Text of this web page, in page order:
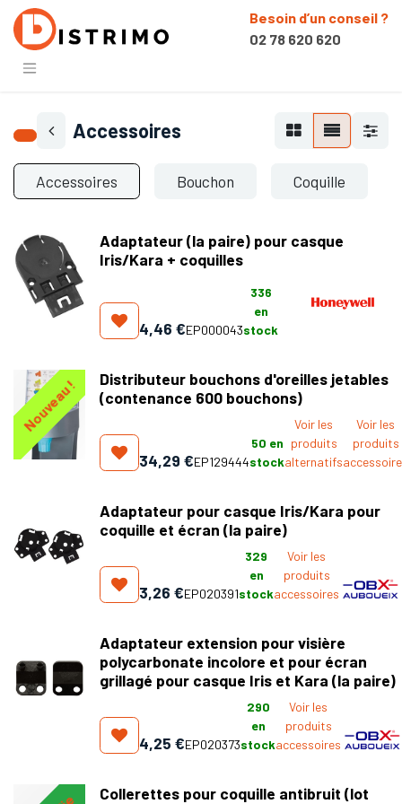
Besoin d’un conseil ?
02 78 620 620
Accessoires
Accessoires Bouchon Coquille
Adaptateur (la paire) pour casque
Iris/Kara + coquilles
4,46 €EP000043
336
en
stock
Nouveau !
Distributeur bouchons d'oreilles jetables
(contenance 600 bouchons)
34,29 €EP129444
50 en
stock
Voir les
produits
alternatifs
Voir les
produits
Adaptateur pour casque Iris/Kara pour
coquille et écran (la paire)
3,26 €EP020391
329
en
stock
Voir les
produits
accessoires
Adaptateur extension pour visière
polycarbonate incolore et pour écran
grillagé pour casque Iris et Kara (la paire)
4,25 €EP020373
290
en
stock
Voir les
produits
accessoires
Collerettes pour coquille antibruit (lot